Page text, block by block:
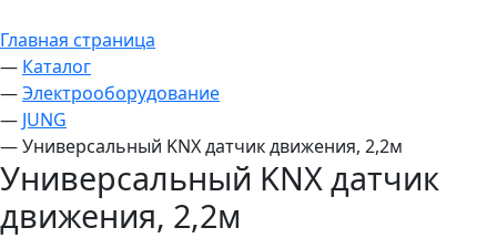
Главная страница
— Каталог
—Электрооборудование
— JUNG
—Универсальный KNX датчик движения, 2,2м
Универсальный KNX датчик
движения, 2,2м